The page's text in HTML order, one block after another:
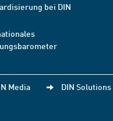
bei DIN
Media DIN Solutions